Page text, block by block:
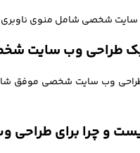
شخصی شامل منوی ناوبری
یک طراحی وب سایت
طراحی وب سایت شخصی موفق
و چرا برای